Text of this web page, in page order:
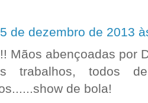
5 de dezembro de 2013
Mãos abençoadas por
trabalhos, todos
de bola!